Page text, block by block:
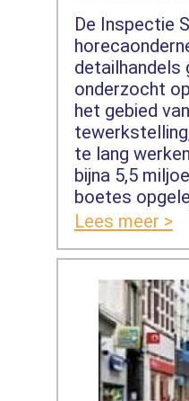
De Inspectie
detailhandels
onderzocht
het gebied
te lang
bijna 5,5
boetes
Lees meer >